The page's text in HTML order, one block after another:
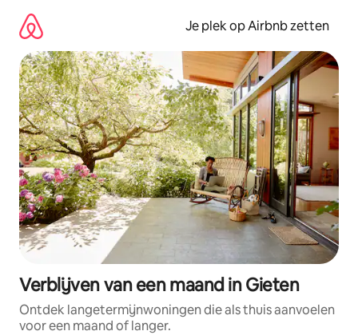
direct
naar
inhoud
Je plek op Airbnb zetten
Verblijven van een maand in Gieten
Ontdek langetermijnwoningen die als thuis aanvoelen
voor een maand of langer.